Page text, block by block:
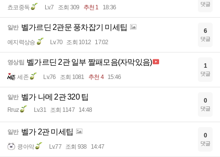
쵸코중독 Lv.7 조회 309 추천 1 18:36 댓글
일반 벨가르딘 2관문 풍차잡기 미세팁
예지력상승 Lv.70 조회 1012 17:02
6
댓글
영상팁 벨가르딘 2관 일부 짤패모음(자막있음)
세존 Lv.76 조회 1081 추천 4 15:46
1
댓글
일반 벨가 나메 2관 320 팁
Rruz Lv.31 조회 1147 14:48
0
댓글
일반 벨가 2관 미세팁
킁아악 Lv.77 조회 938 14:47
0
댓글